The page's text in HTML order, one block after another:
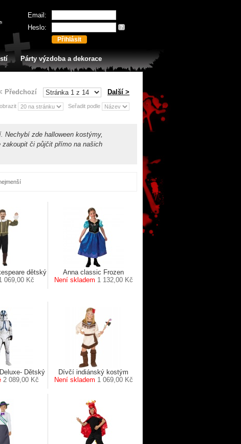
Email:
Heslo:
?
Párty výzdoba a dekorace
Předchozí Další >
Seřadit podle
Nechybí zde halloween kostýmy,
či půjčit přímo na našich
dětský
069,00 Kč
Anna classic Frozen
Není skladem 1 132,00 Kč
Dětský
2 089,00 Kč
Dívčí indiánský kostým
Není skladem 1 069,00 Kč